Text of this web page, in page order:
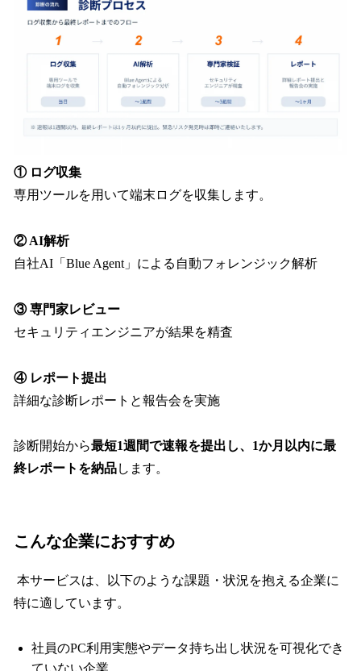
① ログ収集
専用ツールを用いて端末ログを収集します。
② AI解析
自社AI「Blue Agent」による自動フォレンジック解析
③ 専門家レビュー
セキュリティエンジニアが結果を精査
④ レポート提出
詳細な診断レポートと報告会を実施
診断開始から最短1週間で速報を提出し、1か月以内に最
終レポートを納品します。
こんな企業におすすめ
本サービスは、以下のような課題・状況を抱える企業に
特に適しています。
社員のPC利用実態やデータ持ち出し状況を可視化でき
ていない企業